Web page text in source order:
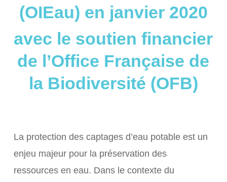
(OIEau) en janvier 2020
avec le soutien financier
de l’Office Française de
la Biodiversité (OFB)
La protection des captages d’eau potable est un
enjeu majeur pour la préservation des
ressources en eau. Dans le contexte du